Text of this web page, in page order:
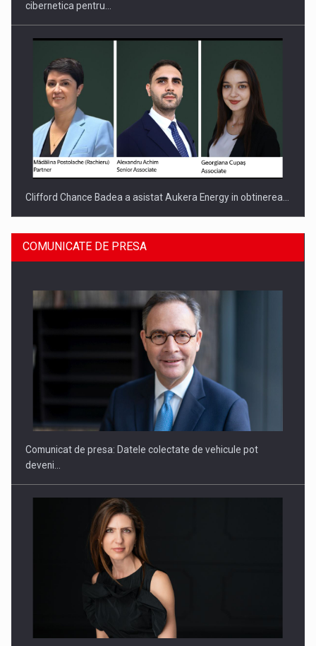
cibernetica pentru…
Clifford Chance Badea a asistat Aukera Energy in obtinerea…
SAPTE PERSONALITATI DIN MEDIUL DE AFACERI, ACADEMIC
Hard Enduro Piatra Craiului 2026, fueled by benzinariile RO…
COMUNICATE DE PRESA
Comunicat de presa: Datele colectate de vehicule pot
deveni…